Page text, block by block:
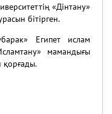
«Дінтану»
бітірген.
Египет ислам
мамандығы
қорғады.